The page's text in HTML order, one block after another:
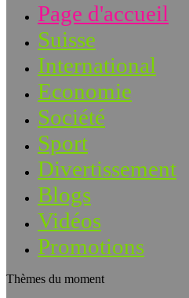
Page d'accueil
Suisse
International
Economie
Société
Sport
Divertissement
Blogs
Vidéos
Promotions
Thèmes du moment